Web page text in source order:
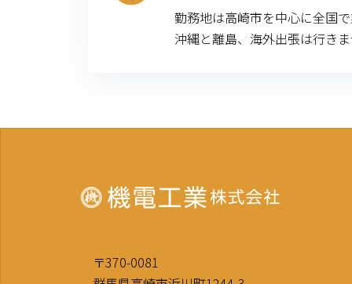
勤務地は高崎市を中心に全国
沖縄と離島、海外出張は行き
〒370-0081